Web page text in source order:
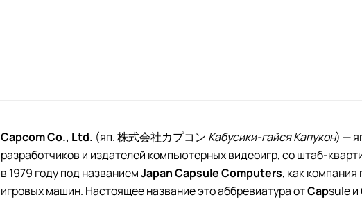
Capcom Co., Ltd. (яп. 株式会社カプコン Кабусики-гайся Капукон) —
разработчиков и издателей компьютерных видеоигр, со штаб-
в 1979 году под названиемJapan Capsule Computers, как
игровых машин. Настоящее название это аббревиатура отCapsule и